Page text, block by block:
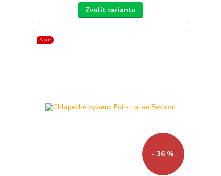
Zvolit variantu
Akce
- 36 %